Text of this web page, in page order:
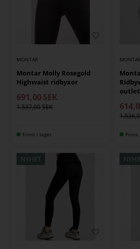
MONTAR
Montar Molly Rosegold
Highwaist ridbyxor
691,00 SEK
1.537,00
Finns i lager
outlet
NYHET